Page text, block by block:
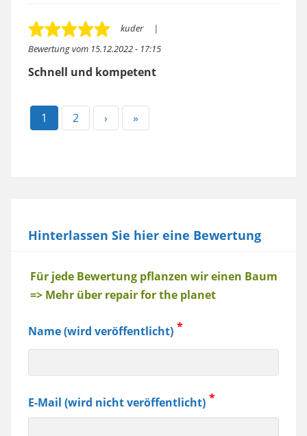
Bewertung vom 15.12.2022 - 17:15
kuder
Schnell und kompetent
Aktuelle
1 Page
2
Nächste
›
Letzte
»
Hinterlassen Sie hier eine Bewertung
Baum
Für jede Bewertung pflanzen wir einen Baum
=> Mehr über repair for the planet
Name (wird veröffentlicht)
E-Mail (wird nicht veröffentlicht)